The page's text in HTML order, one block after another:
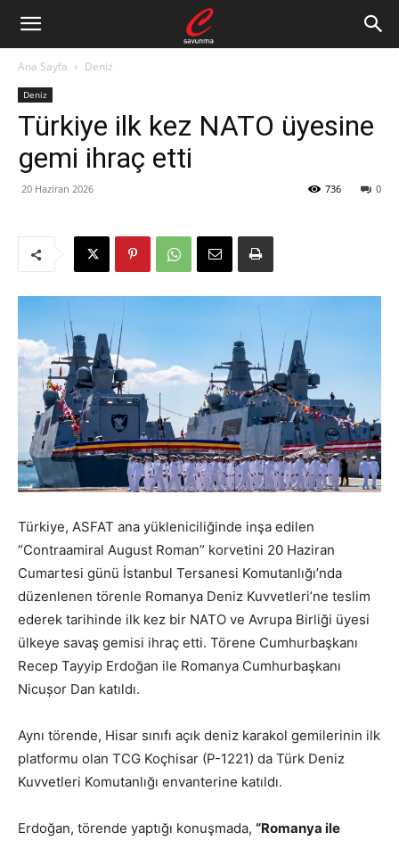
Ana Sayfa Deniz
Deniz
Türkiye ilk kez NATO üyesine
gemi ihraç etti
20 Haziran 2026 0
736
Türkiye, ASFAT ana yükleniciliğinde inşa edilen
“Contraamiral August Roman” korvetini 20 Haziran
Cumartesi günü İstanbul Tersanesi Komutanlığı’nda
düzenlenen törenle Romanya Deniz Kuvvetleri’ne teslim
ederek tarihinde ilk kez bir NATO ve Avrupa Birliği üyesi
ülkeye savaş gemisi ihraç etti. Törene Cumhurbaşkanı
Recep Tayyip Erdoğan ile Romanya Cumhurbaşkanı
Nicușor Dan katıldı.
Aynı törende, Hisar sınıfı açık deniz karakol gemilerinin ilk
platformu olan TCG Koçhisar (P-1221) da Türk Deniz
Kuvvetleri Komutanlığı envanterine katıldı.
Erdoğan, törende yaptığı konuşmada, “Romanya ile